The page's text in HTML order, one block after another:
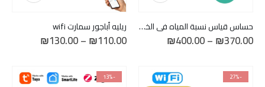
الأشكال
المختلفة
لهذا
يمكن
اختيار
حساس قياس نسبة المياه في الخزان Ultrasound
₪370.00
–
₪400.00
خلال
لهذا
يمكن
اختيار
ريليه أباجور سمارت wifi
₪110.00
–
₪130.00
خلال -27%
-13%